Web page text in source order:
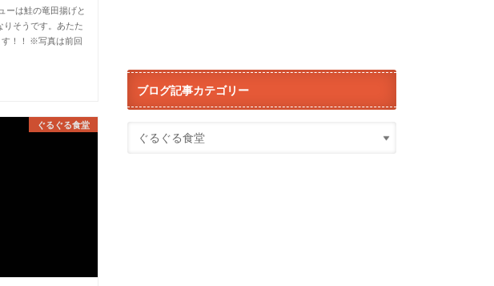
ーは鮭の竜田揚げと
りそうです。あたた
！！ ※写真は前回
ぐるぐる食堂
ブログ記事カテゴリー